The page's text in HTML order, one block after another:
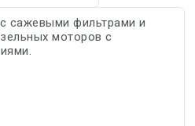
сажевыми фильтрами и
моторов с